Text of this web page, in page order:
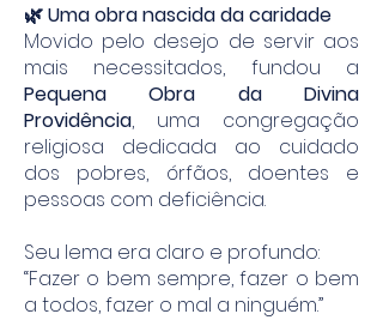
🌿 Uma obra nascida da caridade
Movido pelo desejo de servir aos
mais necessitados, fundou a
Pequena Obra da Divina
Providência, uma congregação
religiosa dedicada ao cuidado
dos pobres, órfãos, doentes e
pessoas com deficiência.
Seu lema era claro e profundo:
“Fazer o bem sempre, fazer o bem
a todos, fazer o mal a ninguém.”